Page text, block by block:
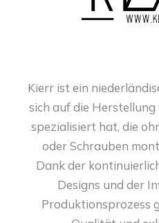
Kierr ist ein
sich auf die
spezialisiert hat, die
oder Schrauben
Dank der
Designs und der
Produktionsprozess